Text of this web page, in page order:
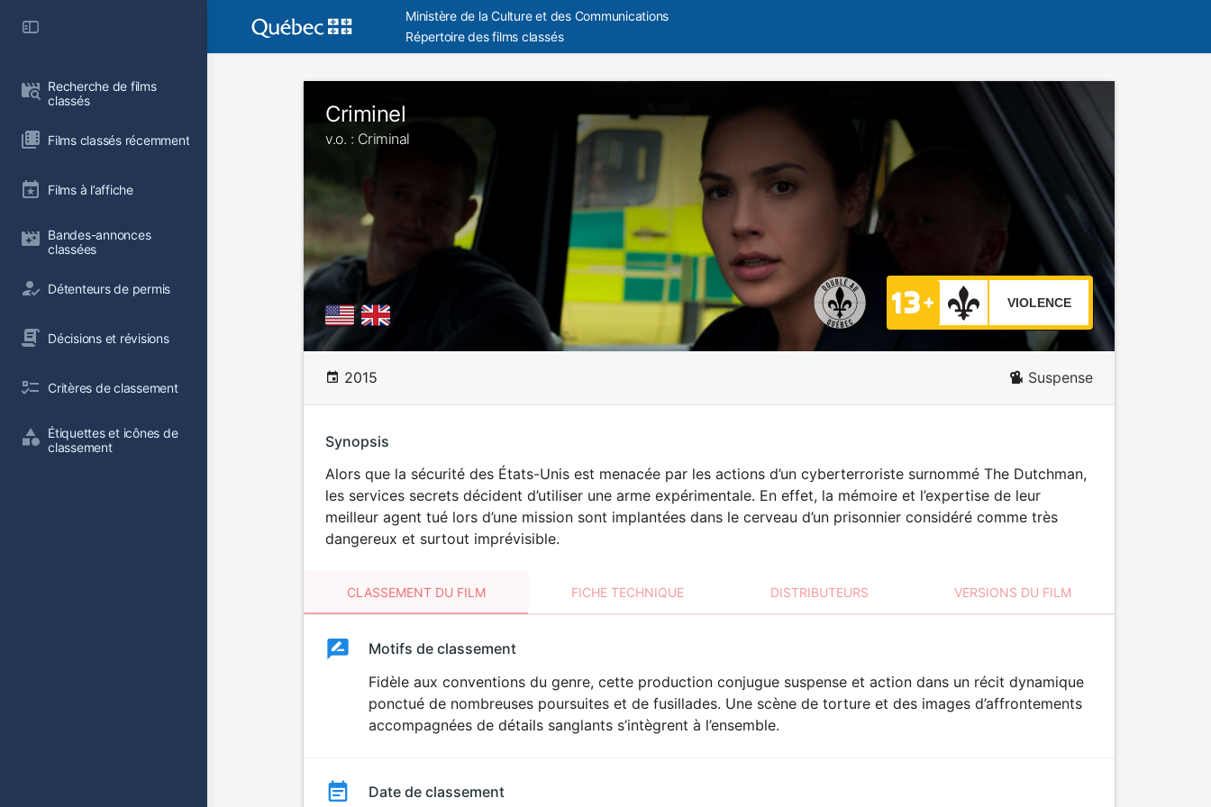
Recherche de films
classés
Films classés récemment
Films à l’affiche
Bandes-annonces
classées
Détenteurs de permis
Décisions et révisions
Critères de classement
Étiquettes et icônes de
classement
Ministère de la Culture et des Communications
Répertoire des films classés
Criminel
v.o. : Criminal
VIOLENCE
2015 Suspense
Synopsis
Alors que la sécurité des États-Unis est menacée par les actions d’un cyberterroriste surnommé The Dutchman,
les services secrets décident d’utiliser une arme expérimentale. En effet, la mémoire et l’expertise de leur
meilleur agent tué lors d’une mission sont implantées dans le cerveau d’un prisonnier considéré comme très
dangereux et surtout imprévisible.
CLASSEMENT DU FILM FICHE TECHNIQUE DISTRIBUTEURS VERSIONS DU FILM
ClassementClassement
Motifs de classement
Fidèle aux conventions du genre, cette production conjugue suspense et action dans un récit dynamique
ponctué de nombreuses poursuites et de fusillades. Une scène de torture et des images d’affrontements
accompagnées de détails sanglants s’intègrent à l’ensemble.
Date de classement